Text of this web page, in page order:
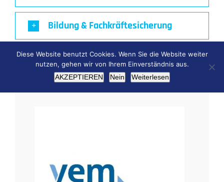
Bildung & Fachkräftesicherung
Kommunikation, Marketing und
Netzwerke
Diese Website benutzt Cookies. Wenn Sie die Website weiter
nutzen, gehen wir von Ihrem Einverständnis aus.
AKZEPTIEREN
Nein Weiterlesen